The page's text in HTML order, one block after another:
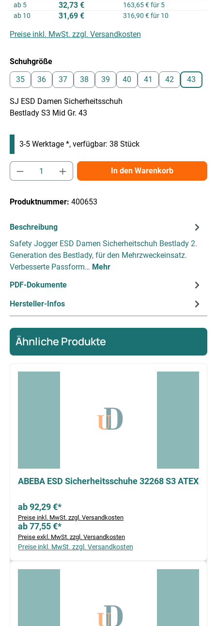
ab 5 32,73 €
163,65 € für 5
ab 10 31,69 € 316,90 € für 10
Preise inkl. MwSt. zzgl. Versandkosten
Schuhgrößeauswählen
35
36 37 38 39 40 41 42 43
SJ ESD Damen Sicherheitsschuh
Bestlady S3 Mid Gr. 43
3-5 Werktage *, verfügbar: 38 Stück
Produkt Anzahl: Gib den gewünschten
In den Warenkorb
Produktnummer: 400653
Beschreibung
Safety Jogger ESD Damen Sicherheitschuh Bestlady 2.
Generation des Bestlady, für den Mehrzweckeinsatz.
Verbesserte Passform… Mehr
PDF-Dokumente
Hersteller-Infos
Ähnliche Produkte
ABEBA ESD Sicherheitsschuhe 32268 S3 ATEX
ab 92,29 €*
Preise inkl. MwSt. zzgl. Versandkosten
ab 77,55 €*
Preise exkl. MwSt. zzgl. Versandkosten
Preise inkl. MwSt. zzgl. Versandkosten